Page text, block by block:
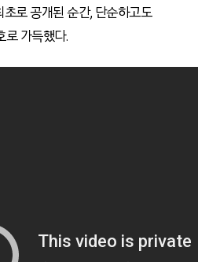
초로 공개된 순간, 단순하고도
로 가득했다.